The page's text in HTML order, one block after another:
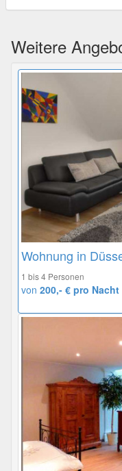
Weitere
Wohnung in
1 bis 4 Personen
von 200,- € pro Nacht